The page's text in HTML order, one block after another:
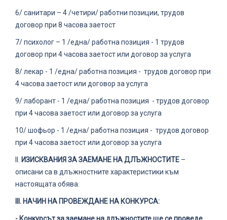
6/ санитари – 4 /четири/ работни позиции, трудов
договор при 8 часова заетост
7/ психолог – 1 /една/ работна позиция - 1 трудов
договор при 4 часова заетост или договор за услуга
8/ лекар - 1 /една/ работна позиция - трудов договор при
4 часова заетост или договор за услуга
9/ лаборант - 1 /една/ работна позиция - трудов договор
при 4 часова заетост или договор за услуга
10/ шофьор - 1 /една/ работна позиция - трудов договор
при 4 часова заетост или договор за услуга
ІІ. ИЗИСКВАНИЯ ЗА ЗАЕМАНЕ НА ДЛЪЖНОСТИТЕ –
описани са в длъжностните характеристики към
настоящата обява.
ІІІ. НАЧИН НА ПРОВЕЖДАНЕ НА КОНКУРСА:
- Конкурсът за заемане на длъжностите ще се проведе